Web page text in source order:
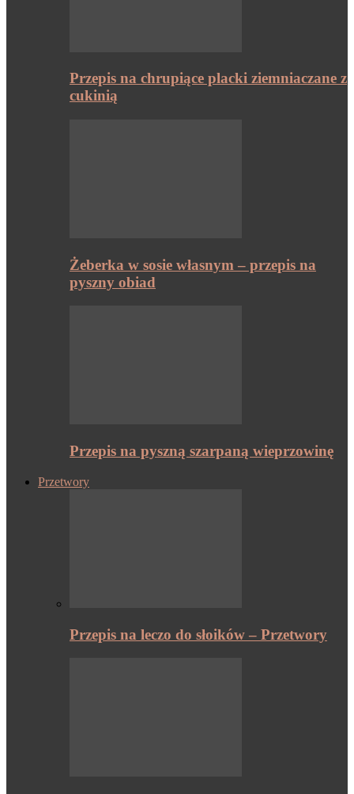
Przepis na chrupiące placki ziemniaczane z
cukinią
Żeberka w sosie własnym – przepis na
pyszny obiad
Przepis na pyszną szarpaną wieprzowinę
Przetwory
Przepis na leczo do słoików – Przetwory